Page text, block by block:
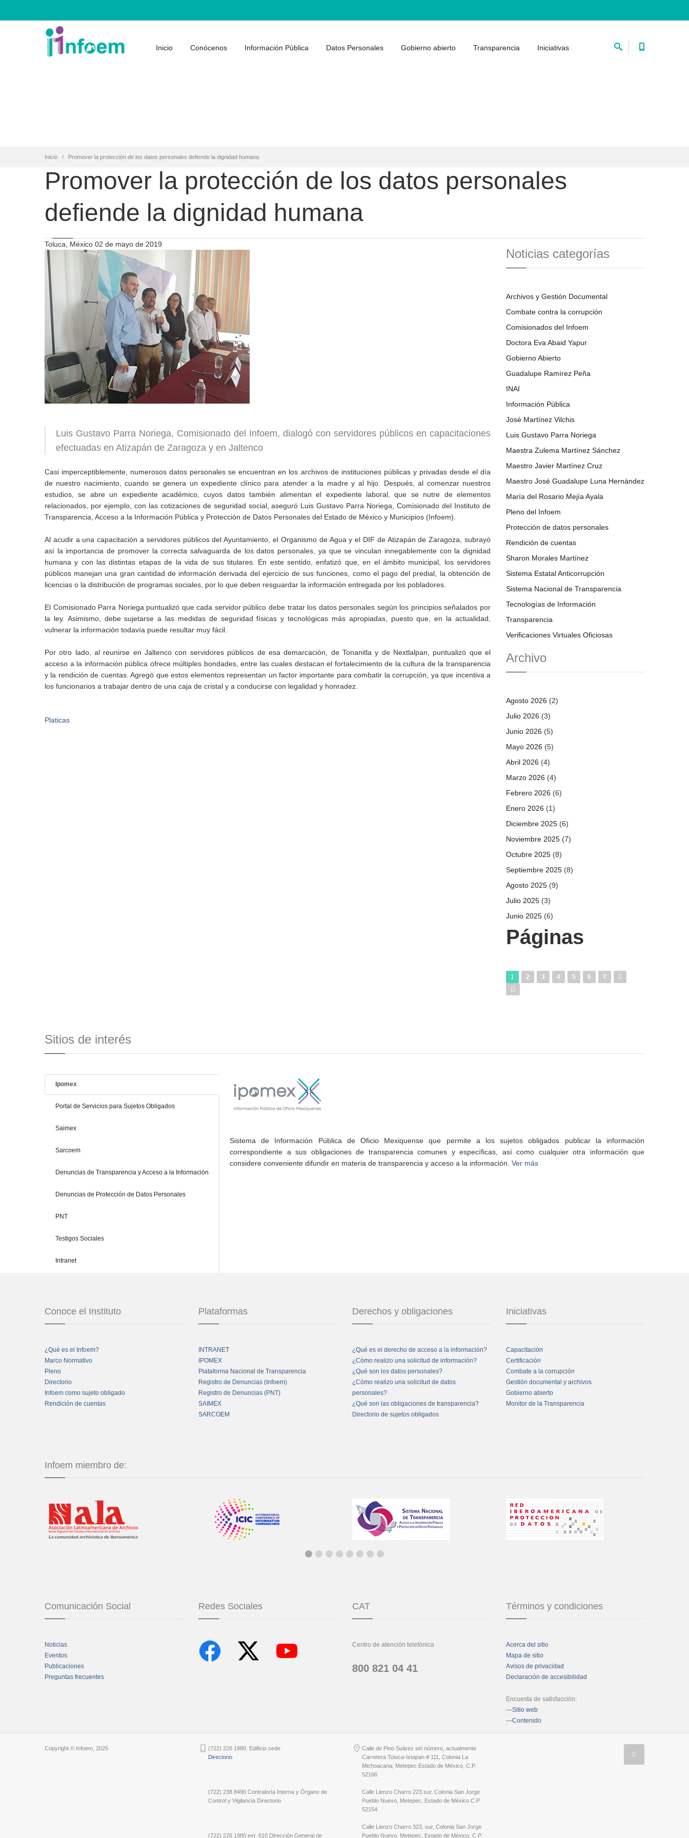
Inicio Conócenos Información Pública Datos Personales Gobierno abierto Transparencia Iniciativas
Inicio Promover la protección de los datos personales defiende la dignidad humana
Promover la protección de los datos personales
defiende la dignidad humana
Toluca, México 02 de mayo de 2019
Luis Gustavo Parra Noriega, Comisionado del Infoem, dialogó con servidores públicos en capacitaciones
efectuadas en Atizapán de Zaragoza y en Jaltenco
Casi imperceptiblemente, numerosos datos personales se encuentran en los archivos de instituciones públicas y privadas desde el día
de nuestro nacimiento, cuando se genera un expediente clínico para atender a la madre y al hijo. Después, al comenzar nuestros
estudios, se abre un expediente académico, cuyos datos también alimentan el expediente laboral, que se nutre de elementos
relacionados, por ejemplo, con las cotizaciones de seguridad social, aseguró Luis Gustavo Parra Noriega, Comisionado del Instituto de
Transparencia, Acceso a la Información Pública y Protección de Datos Personales del Estado de México y Municipios (Infoem).
Al acudir a una capacitación a servidores públicos del Ayuntamiento, el Organismo de Agua y el DIF de Atizapán de Zaragoza, subrayó
así la importancia de promover la correcta salvaguarda de los datos personales, ya que se vinculan innegablemente con la dignidad
humana y con las distintas etapas de la vida de sus titulares. En este sentido, enfatizó que, en el ámbito municipal, los servidores
públicos manejan una gran cantidad de información derivada del ejercicio de sus funciones, como el pago del predial, la obtención de
licencias o la distribución de programas sociales, por lo que deben resguardar la información entregada por los pobladores.
El Comisionado Parra Noriega puntualizó que cada servidor público debe tratar los datos personales según los principios señalados por
la ley. Asimismo, debe sujetarse a las medidas de seguridad físicas y tecnológicas más apropiadas, puesto que, en la actualidad,
vulnerar la información todavía puede resultar muy fácil.
Por otro lado, al reunirse en Jaltenco con servidores públicos de esa demarcación, de Tonanitla y de Nextlalpan, puntualizó que el
acceso a la información pública ofrece múltiples bondades, entre las cuales destacan el fortalecimiento de la cultura de la transparencia
y la rendición de cuentas. Agregó que estos elementos representan un factor importante para combatir la corrupción, ya que incentiva a
los funcionarios a trabajar dentro de una caja de cristal y a conducirse con legalidad y honradez.
Platicas
Noticias categorías
Archivos y Gestión Documental
Combate contra la corrupción
Comisionados del Infoem
Doctora Eva Abaid Yapur
Gobierno Abierto
Guadalupe Ramírez Peña
INAI
Información Pública
José Martínez Vilchis
Luis Gustavo Parra Noriega
Maestra Zulema Martínez Sánchez
Maestro Javier Martínez Cruz
Maestro José Guadalupe Luna Hernández
María del Rosario Mejía Ayala
Pleno del Infoem
Protección de datos personales
Rendición de cuentas
Sharon Morales Martínez
Sistema Estatal Anticorrupción
Sistema Nacional de Transparencia
Tecnologías de Información
Transparencia
Verificaciones Virtuales Oficiosas
Archivo
Agosto 2026 (2)
Julio 2026 (3)
Junio 2026 (5)
Mayo 2026 (5)
Abril 2026 (4)
Marzo 2026 (4)
Febrero 2026 (6)
Enero 2026 (1)
Diciembre 2025 (6)
Noviembre 2025 (7)
Octubre 2025 (8)
Septiembre 2025 (8)
Agosto 2025 (9)
Julio 2025 (3)
Junio 2025 (6)
Páginas
1 2 3 4 5 6 7
Sitios de interés
Ipomex
Portal de Servicios para Sujetos Obligados
Saimex
Sarcoem
Denuncias de Transparencia y Acceso a la Información
Denuncias de Protección de Datos Personales
PNT
Testigos Sociales
Intranet
Sistema de Información Pública de Oficio Mexiquense que permite a los sujetos obligados publicar la información
correspondiente a sus obligaciones de transparencia comunes y específicas, así como cualquier otra información que
considere conveniente difundir en materia de transparencia y acceso a la información. Ver más
Conoce el Instituto
¿Qué es el Infoem?
Marco Normativo
Pleno
Directorio
Infoem como sujeto obligado
Rendición de cuentas
Plataformas
INTRANET
IPOMEX
Plataforma Nacional de Transparencia
Registro de Denuncias (Infoem)
Registro de Denuncias (PNT)
SAIMEX
SARCOEM
Derechos y obligaciones
¿Qué es el derecho de acceso a la información?
¿Cómo realizo una solicitud de información?
¿Qué son los datos personales?
¿Cómo realizo una solicitud de datos
personales?
¿Qué son las obligaciones de transparencia?
Directorio de sujetos obligados
Iniciativas
Capacitación
Certificación
Combate a la corrupción
Gestión documental y archivos
Gobierno abierto
Monitor de la Transparencia
Infoem miembro de:
Comunicación Social
Noticias
Eventos
Publicaciones
Preguntas frecuentes
Redes Sociales CAT
Centro de atención telefónica
800 821 04 41
Términos y condiciones
Acerca del sitio
Mapa de sitio
Avisos de privacidad
Declaración de accesibilidad
Encuesta de satisfacción:
---Sitio web
---Contenido
Copyright © Infoem, 2025
(722) 226 1980. Edificio sede
Directorio
(722) 238 8490 Contraloría Interna y Órgano de
Control y Vigilancia Directorio
(722) 226 1980 ext. 610 Dirección General de
Calle de Pino Suárez sin número, actualmente
Carretera Toluca-Ixtapan # 111, Colonia La
Michoacana; Metepec Estado de México, C.P.
52166
Calle Lienzo Charro 223 sur, Colonia San Jorge
Pueblo Nuevo, Metepec, Estado de México C.P.
52154
Calle Lienzo Charro 323, sur, Colonia San Jorge
Pueblo Nuevo, Metepec, Estado de México, C.P.